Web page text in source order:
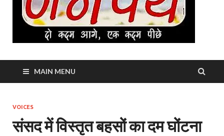
MAIN MENU
VOICES
संसद में विस्तृत बहसों का दम घोंटना